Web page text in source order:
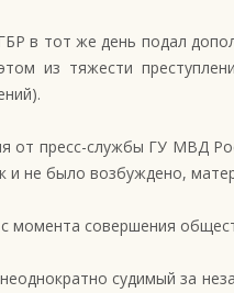
в тот же день подал
из тяжести
от пресс-службы ГУ МВД
и не было возбуждено,
момента совершения
судимый за